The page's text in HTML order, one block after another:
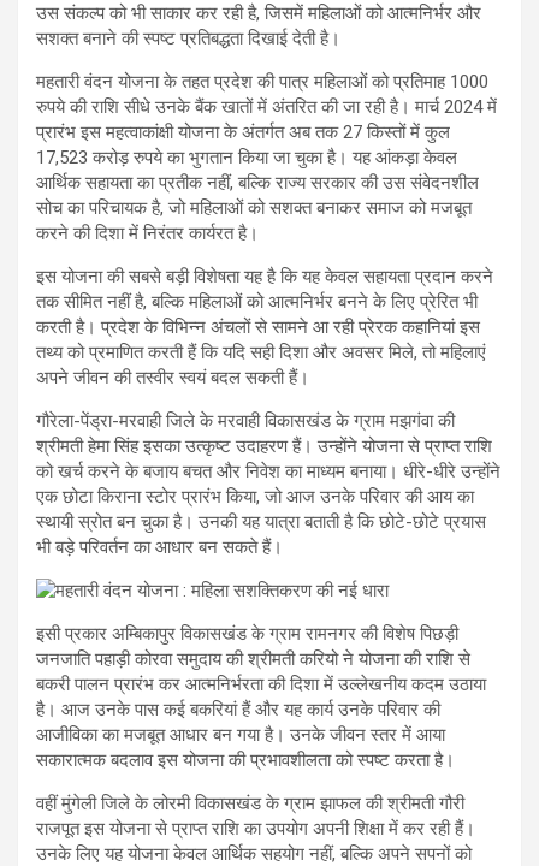
उस संकल्प को भी साकार कर रही है, जिसमें महिलाओं को आत्मनिर्भर और
सशक्त बनाने की स्पष्ट प्रतिबद्धता दिखाई देती है।
महतारी वंदन योजना के तहत प्रदेश की पात्र महिलाओं को प्रतिमाह 1000
रुपये की राशि सीधे उनके बैंक खातों में अंतरित की जा रही है। मार्च 2024 में
प्रारंभ इस महत्वाकांक्षी योजना के अंतर्गत अब तक 27 किस्तों में कुल
17,523 करोड़ रुपये का भुगतान किया जा चुका है। यह आंकड़ा केवल
आर्थिक सहायता का प्रतीक नहीं, बल्कि राज्य सरकार की उस संवेदनशील
सोच का परिचायक है, जो महिलाओं को सशक्त बनाकर समाज को मजबूत
करने की दिशा में निरंतर कार्यरत है।
इस योजना की सबसे बड़ी विशेषता यह है कि यह केवल सहायता प्रदान करने
तक सीमित नहीं है, बल्कि महिलाओं को आत्मनिर्भर बनने के लिए प्रेरित भी
करती है। प्रदेश के विभिन्न अंचलों से सामने आ रही प्रेरक कहानियां इस
तथ्य को प्रमाणित करती हैं कि यदि सही दिशा और अवसर मिले, तो महिलाएं
अपने जीवन की तस्वीर स्वयं बदल सकती हैं।
गौरेला-पेंड्रा-मरवाही जिले के मरवाही विकासखंड के ग्राम मझगंवा की
श्रीमती हेमा सिंह इसका उत्कृष्ट उदाहरण हैं। उन्होंने योजना से प्राप्त राशि
को खर्च करने के बजाय बचत और निवेश का माध्यम बनाया। धीरे-धीरे उन्होंने
एक छोटा किराना स्टोर प्रारंभ किया, जो आज उनके परिवार की आय का
स्थायी स्रोत बन चुका है। उनकी यह यात्रा बताती है कि छोटे-छोटे प्रयास
भी बड़े परिवर्तन का आधार बन सकते हैं।
इसी प्रकार अम्बिकापुर विकासखंड के ग्राम रामनगर की विशेष पिछड़ी
जनजाति पहाड़ी कोरवा समुदाय की श्रीमती करियो ने योजना की राशि से
बकरी पालन प्रारंभ कर आत्मनिर्भरता की दिशा में उल्लेखनीय कदम उठाया
है। आज उनके पास कई बकरियां हैं और यह कार्य उनके परिवार की
आजीविका का मजबूत आधार बन गया है। उनके जीवन स्तर में आया
सकारात्मक बदलाव इस योजना की प्रभावशीलता को स्पष्ट करता है।
वहीं मुंगेली जिले के लोरमी विकासखंड के ग्राम झाफल की श्रीमती गौरी
राजपूत इस योजना से प्राप्त राशि का उपयोग अपनी शिक्षा में कर रही हैं।
उनके लिए यह योजना केवल आर्थिक सहयोग नहीं, बल्कि अपने सपनों को